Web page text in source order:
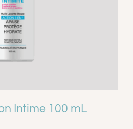
Intime 100 mL